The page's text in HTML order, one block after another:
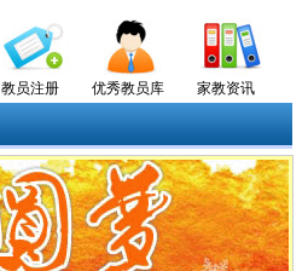
教员注册 优秀教员库 家教资讯